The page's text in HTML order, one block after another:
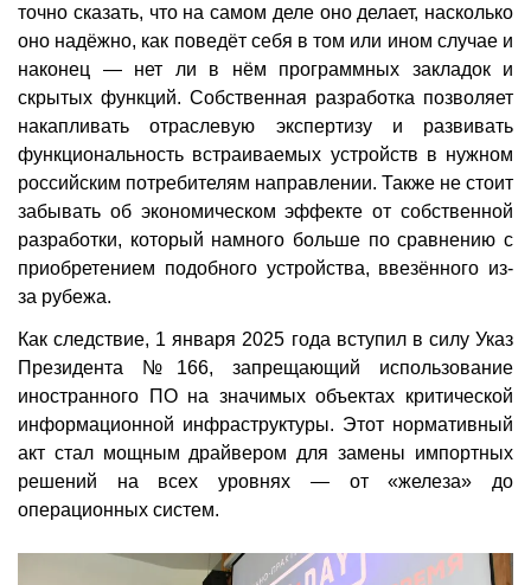
точно сказать, что на самом деле оно делает, насколько
оно надёжно, как поведёт себя в том или ином случае и
наконец — нет ли в нём программных закладок и
скрытых функций. Собственная разработка позволяет
накапливать отраслевую экспертизу и развивать
функциональность встраиваемых устройств в нужном
российским потребителям направлении. Также не стоит
забывать об экономическом эффекте от собственной
разработки, который намного больше по сравнению с
приобретением подобного устройства, ввезённого из-
за рубежа.
Как следствие, 1 января 2025 года вступил в силу Указ
Президента №166, запрещающий использование
иностранного ПО на значимых объектах критической
информационной инфраструктуры. Этот нормативный
акт стал мощным драйвером для замены импортных
решений на всех уровнях — от «железа» до
операционных систем.